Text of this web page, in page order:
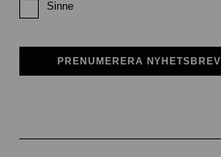
Sinne
PRENUMERERA NYHETSBREV